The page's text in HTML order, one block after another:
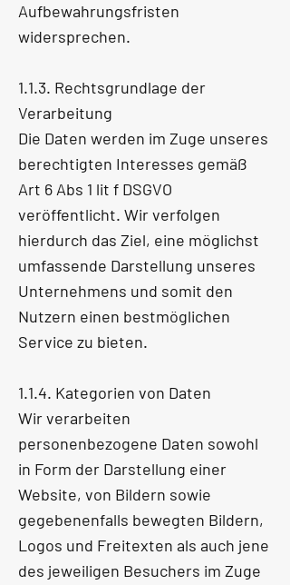
Aufbewahrungsfristen
widersprechen.
1.1.3. Rechtsgrundlage der
Verarbeitung
Die Daten werden im Zuge unseres
berechtigten Interesses gemäß
Art 6 Abs 1 lit f DSGVO
veröffentlicht. Wir verfolgen
hierdurch das Ziel, eine möglichst
umfassende Darstellung unseres
Unternehmens und somit den
Nutzern einen bestmöglichen
Service zu bieten.
1.1.4. Kategorien von Daten
Wir verarbeiten
personenbezogene Daten sowohl
in Form der Darstellung einer
Website, von Bildern sowie
gegebenenfalls bewegten Bildern,
Logos und Freitexten als auch jene
des jeweiligen Besuchers im Zuge